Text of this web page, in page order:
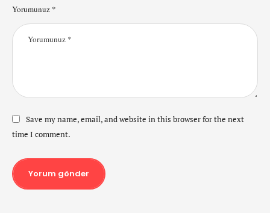
Yorumunuz *
Save my name, email, and website in this browser for the next
time I comment.
Yorum gönder